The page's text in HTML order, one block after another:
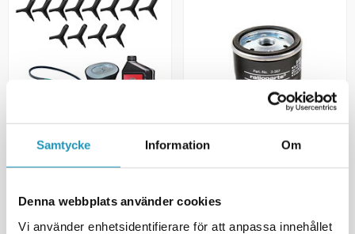
Samtycke Information Om
Denna webbplats använder cookies
Vi använder enhetsidentifierare för att anpassa innehållet
ATV-PRO
Slag
2 140 kr (ink. moms)
TILLFÄLLIGT SLUT
ÖVRIGT
492932
123 kr
20 + I LAGER